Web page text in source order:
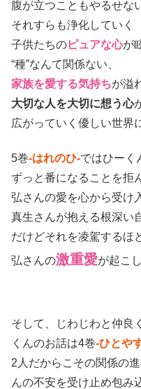
腹が立つこともやるせな
それすらも浄化していく
子供たちのピュアな心が
“種”なんて関係ない、
家族を愛する気持ちが溢
大切な人を大切に想う心
広がっていく優しい世界
5巻-はれのひ-ではひーく
ずっと番になることを拒
弘さんの愛を心から受け
真生さんが抱える根深い
だけどそれを凌駕するほ
弘さんの激重愛が起こ
そして、じわじわと仲良
くんのお話は4巻-ひとや
2人だからこその関係の
んの不安を受け止め包み